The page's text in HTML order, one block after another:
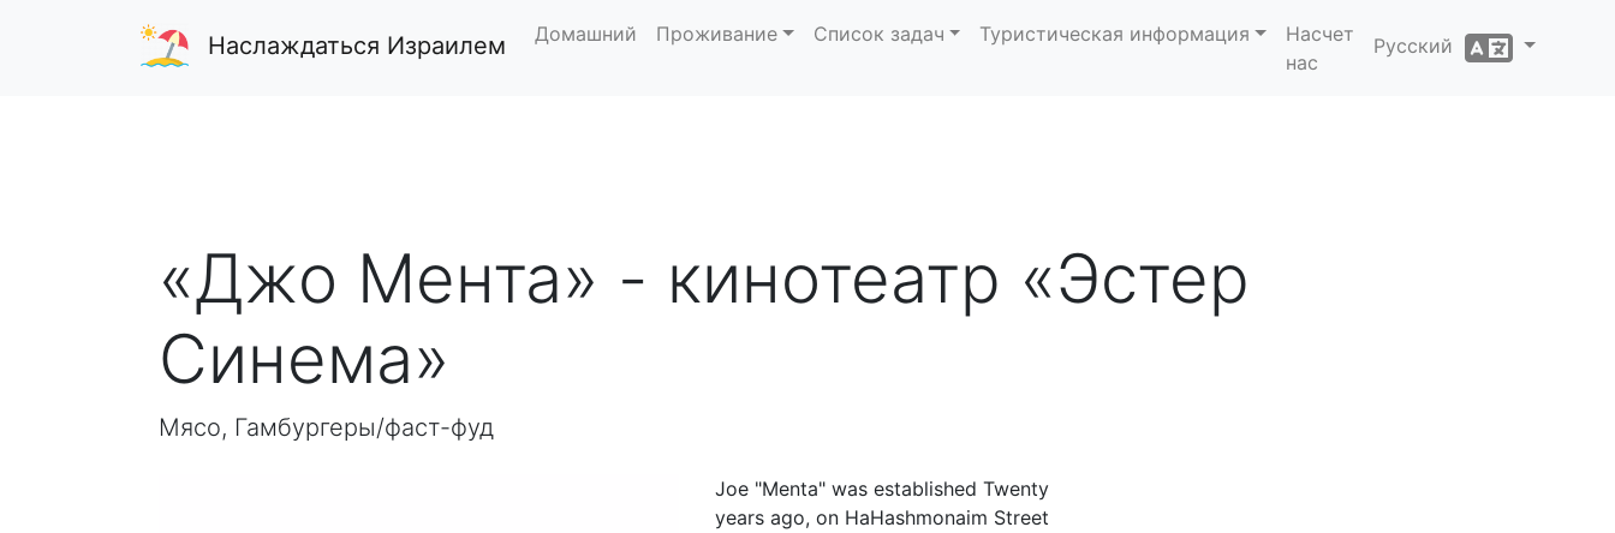
Наслаждаться Израилем Домашний Проживание Список задач Туристическая информация
Насчет
нас
Русский
«Джо Мента» - кинотеатр «Эстер
Синема»
Мясо, Гамбургеры/фаст-фуд
Joe "Menta" was established Twenty
years ago, on HaHashmonaim Street